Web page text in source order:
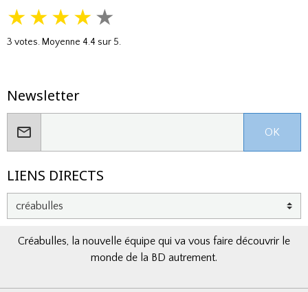
★ ★ ★ ★ ★
3 votes. Moyenne 4.4 sur 5.
Newsletter
OK
LIENS DIRECTS
Créabulles, la nouvelle équipe qui va vous faire découvrir le
monde de la BD autrement.